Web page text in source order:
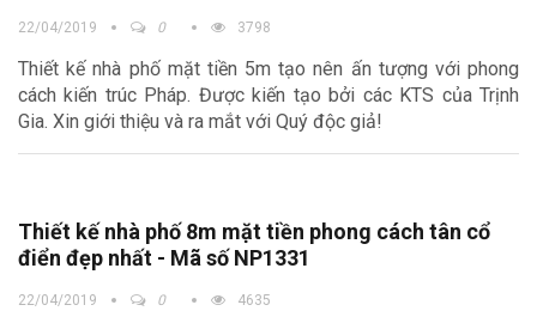
22/04/2019 0 3798
Thiết kế nhà phố mặt tiền 5m tạo nên ấn tượng với phong
cách kiến trúc Pháp. Được kiến tạo bởi các KTS của Trịnh
Gia. Xin giới thiệu và ra mắt với Quý độc giả!
Thiết kế nhà phố 8m mặt tiền phong cách tân cổ
điển đẹp nhất - Mã số NP1331
22/04/2019 0 4635